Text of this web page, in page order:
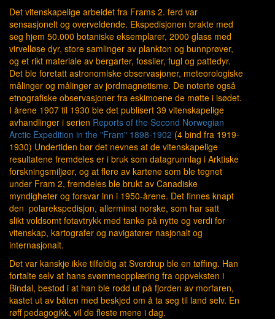
Det vitenskapelige arbeidet fra Frams 2. ferd var
sensasjonelt og overveldende. Ekspedisjonen brakte med
seg hjem 50.000 botaniske eksemplarer, 2000 glass med
virvelløse dyr, store samlinger av plankton og bunnprøver,
og et rikt materiale av bergarter, fossiler, fugl og pattedyr.
Det ble foretatt astronomiske observasjoner, meteorologiske
målinger og målinger av jordmagnetisme. De noterte også
etnografiske observasjoner fra eskimoene de møtte i isødet.
I årene 1907 til 1930 ble det publisert 39 vitenskapelige
avhandlinger i serien Reports of the Second Norwegian
Arctic Expedition in the "Fram" 1898-1902 (4 bind fra 1919-
1930) Undertiden bør det nevnes at de vitenskapelige
resultatene fremdeles er i bruk som datagrunnlag i Arktiske
forskningsmiljøer, og at flere av kartene som ble tegnet
under Fram 2, fremdeles ble brukt av Canadiske
myndigheter og forsvar inn i 1950-årene. Det finnes knapt
den polarekspedisjon, allerminst norske, som har satt
slikt voldsomt fotavtrykk med tanke på nytte og verdi for
vitenskap, kartografer og navigatører nasjonalt og
internasjonalt.
Det var kanskje ikke tilfeldig at Sverdrup ble en tøffing. Han
fortalte selv at hans svømmeopplæring fra oppveksten i
Bindal, bestod i at han ble rodd ut på fjorden av morfaren,
kastet ut av båten med beskjed om å ta seg til land selv. En
røff pedagogikk, vil de fleste mene i dag.